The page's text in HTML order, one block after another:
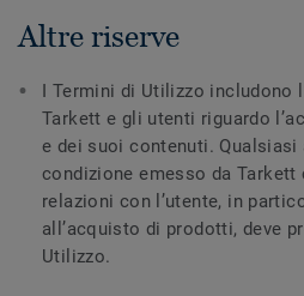
Altre riserve
I Termini di Utilizzo includono
Tarkett e gli utenti riguardo
e dei suoi contenuti.
condizione emesso da Tarkett
relazioni con l’utente, in
all’acquisto di prodotti, deve
Utilizzo.